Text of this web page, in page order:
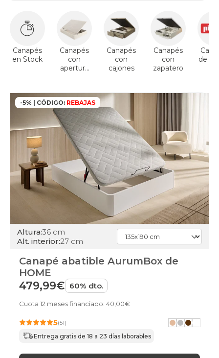
Canapés
en Stock
Canapés
con
apertura
Canapés
con
cajones
Canapés
con
zapatero
de
-5% | CÓDIGO: REBAJAS
Altura:36 cm
Alt. interior:27 cm
Canapé abatible AurumBox de
HOME
479,99€ 60% dto.
Cuota 12 meses financiado: 40,00€
5(51)
Entrega gratis de 18 a 23 días laborables